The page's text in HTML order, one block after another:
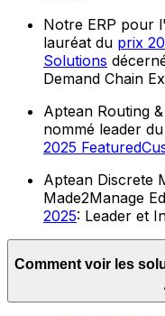
Notre ERP pour
lauréat du prix
Solutions
Demand Chain
Aptean Routing
nommé leader
2025
Aptean Discrete
Made2Manage
2025: Leader et
Comment voir les